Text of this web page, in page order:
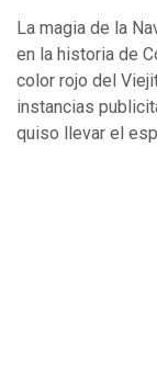
La magia de la
en la historia de
color rojo del
instancias
quiso llevar el